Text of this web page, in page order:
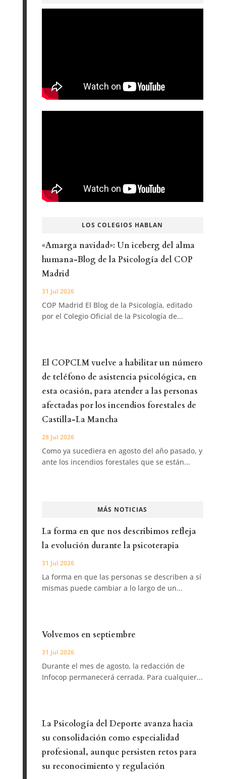
LOS COLEGIOS HABLAN
«Amarga navidad»: Un iceberg del alma
humana-Blog de la Psicología del COP
Madrid
31 Jul 2026
COP Madrid El Blog de la Psicología, editado
por el Colegio Oficial de la Psicología de...
El COPCLM vuelve a habilitar un número
de teléfono de asistencia psicológica, en
esta ocasión, para atender a las personas
afectadas por los incendios forestales de
Castilla-La Mancha
28 Jul 2026
Como ya sucediera en agosto del año pasado, y
ante los incendios forestales que se están...
MÁS NOTICIAS
La forma en que nos describimos refleja
la evolución durante la psicoterapia
31 Jul 2026
La forma en que las personas se describen a sí
mismas puede cambiar a lo largo de un...
Volvemos en septiembre
31 Jul 2026
Durante el mes de agosto, la redacción de
Infocop permanecerá cerrada. Para cualquier...
La Psicología del Deporte avanza hacia
su consolidación como especialidad
profesional, aunque persisten retos para
su reconocimiento y regulación